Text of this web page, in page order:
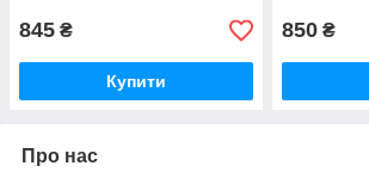
845 ₴
Купити
850 ₴
Про нас